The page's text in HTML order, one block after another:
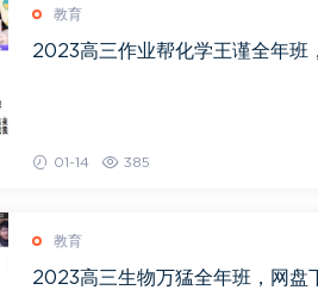
教育
2023高三作业帮化学王谨全年
01-14 385
教育
2023高三生物万猛全年班，网盘